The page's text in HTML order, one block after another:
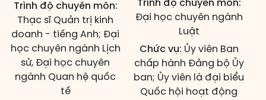
Trình độ chuyên môn:
Thạc sĩ Quản trị kinh
doanh - tiếng Anh; Đại
học chuyên ngành Lịch
sử, Đại học chuyên
ngành Quan hệ quốc
tế
Đại học chuyên ngành
Luật
Chức vụ: Ủy viên Ban
chấp hành Đảng bộ Ủy
ban; Ủy viên là đại biểu
Quốc hội hoạt động